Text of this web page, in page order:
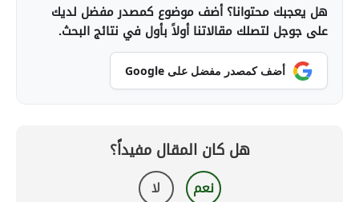
هل يعجبك محتوانا؟ أضف موضوع كمصدر مفضل لديك
على جوجل لتصلك مقالاتنا أولاً بأول في نتائج البحث.
أضف كمصدر مفضل على Google
هل كان المقال مفيداً؟
نعم لا